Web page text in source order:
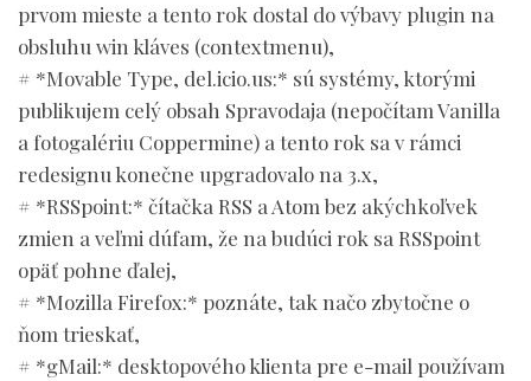
prvom mieste a tento rok dostal do výbavy plugin na
obsluhu win kláves (contextmenu),
# *Movable Type, del.icio.us:* sú systémy, ktorými
publikujem celý obsah Spravodaja (nepočítam Vanilla
a fotogalériu Coppermine) a tento rok sa v rámci
redesignu konečne upgradovalo na 3.x,
# *RSSpoint:* čítačka RSS a Atom bez akýchkoľvek
zmien a veľmi dúfam, že na budúci rok sa RSSpoint
opäť pohne ďalej,
# *Mozilla Firefox:* poznáte, tak načo zbytočne o
ňom trieskať,
# *gMail:* desktopového klienta pre e-mail používam